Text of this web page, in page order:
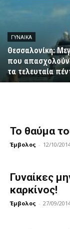
ΓΥΝΑΊΚΑ
Θεσσαλονίκη:
που
τα τελευταία
Το θαύμα
Έμβολος - 12/10/
Γυναίκες
καρκίνος!
Έμβολος - 27/09/